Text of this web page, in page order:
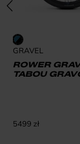
GRAVEL
ROWER
TABOU
5499 zł